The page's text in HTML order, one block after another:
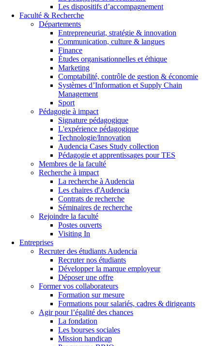
Les dispositifs d’accompagnement
Faculté & Recherche
Départements
Entrepreneuriat, stratégie & innovation
Communication, culture & langues
Finance
Études organisationnelles et éthique
Marketing
Comptabilité, contrôle de gestion & économie
Systèmes d’Information et Supply Chain
Management
Sport
Pédagogie à impact
Signature pédagogique
L'expérience pédagogique
Technologie/Innovation
Audencia Cases Study collection
Pédagogie et apprentissages pour TES
Membres de la faculté
Recherche à impact
La recherche à Audencia
Les chaires d'Audencia
Contrats de recherche
Séminaires de recherche
Rejoindre la faculté
Postes ouverts
Visiting In
Entreprises
Recruter des étudiants Audencia
Recruter nos étudiants
Développer la marque employeur
Déposer une offre
Former vos collaborateurs
Formation sur mesure
Formations pour salariés, cadres & dirigeants
Agir pour l’égalité des chances
La fondation
Les bourses sociales
Mission handicap